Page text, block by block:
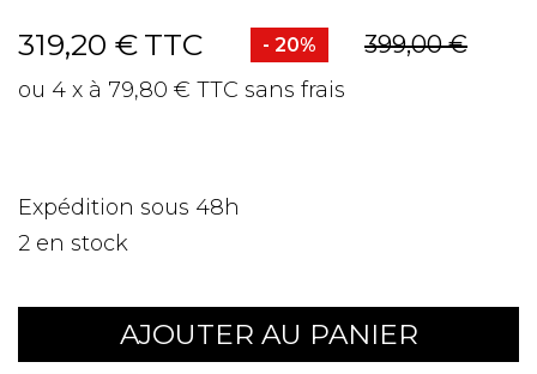
319,20 € TTC - 20% 399,00 €
ou 4 x à 79,80 € TTC sans frais
Expédition sous 48h
2 en stock
AJOUTER AU PANIER